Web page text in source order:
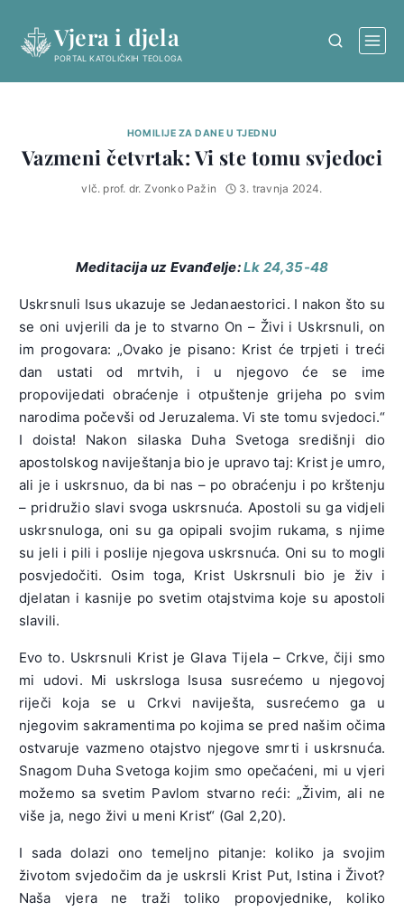
content
Vjera i djela
PORTAL KATOLIČKIH TEOLOGA
HOMILIJE ZA DANE U TJEDNU
Vazmeni četvrtak: Vi ste tomu svjedoci
vlč. prof. dr. Zvonko Pažin 3. travnja 2024.
Meditacija uz Evanđelje:Lk 24,35-48
Uskrsnuli Isus ukazuje se Jedanaestorici. I nakon što su
se oni uvjerili da je to stvarno On – Živi i Uskrsnuli, on
im progovara: „Ovako je pisano: Krist će trpjeti i treći
dan ustati od mrtvih, i u njegovo će se ime
propovijedati obraćenje i otpuštenje grijeha po svim
narodima počevši od Jeruzalema. Vi ste tomu svjedoci.“
I doista! Nakon silaska Duha Svetoga središnji dio
apostolskog naviještanja bio je upravo taj: Krist je umro,
ali je i uskrsnuo, da bi nas – po obraćenju i po krštenju
– pridružio slavi svoga uskrsnuća. Apostoli su ga vidjeli
uskrsnuloga, oni su ga opipali svojim rukama, s njime
su jeli i pili i poslije njegova uskrsnuća. Oni su to mogli
posvjedočiti. Osim toga, Krist Uskrsnuli bio je živ i
djelatan i kasnije po svetim otajstvima koje su apostoli
slavili.
Evo to. Uskrsnuli Krist je Glava Tijela – Crkve, čiji smo
mi udovi. Mi uskrsloga Isusa susrećemo u njegovoj
riječi koja se u Crkvi naviješta, susrećemo ga u
njegovim sakramentima po kojima se pred našim očima
ostvaruje vazmeno otajstvo njegove smrti i uskrsnuća.
Snagom Duha Svetoga kojim smo opečaćeni, mi u vjeri
možemo sa svetim Pavlom stvarno reći: „Živim, ali ne
više ja, nego živi u meni Krist“ (Gal 2,20).
I sada dolazi ono temeljno pitanje: koliko ja svojim
životom svjedočim da je uskrsli Krist Put, Istina i Život?
Naša vjera ne traži toliko propovjednike, koliko